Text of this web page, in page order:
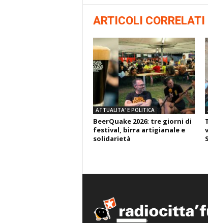
ARTICOLI CORRELATI
ATTUALITA' E POLITICA
BeerQuake 2026: tre giorni di
festival, birra artigianale e
solidarietà